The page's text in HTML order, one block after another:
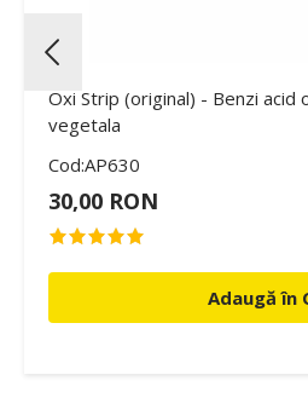
Oxi Strip (original) - Benzi acid
vegetala
Cod:AP630
30,00 RON
Adaugă în